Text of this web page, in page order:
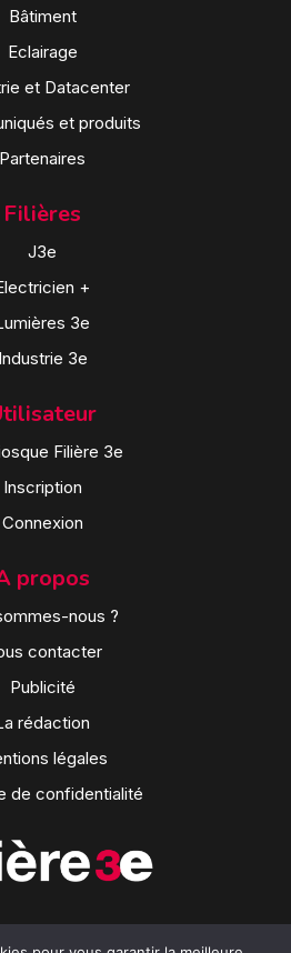
Bâtiment
Eclairage
et Datacenter
et produits
Partenaires
Filières
J3e
+
3e
Industrie 3e
Filière 3e
Inscription
Connexion
propos
nous ?
contacter
Publicité
rédaction
légales
de confidentialité